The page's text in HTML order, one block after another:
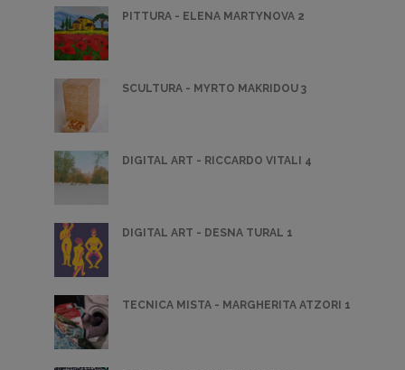
PITTURA - ELENA MARTYNOVA 2
SCULTURA - MYRTO MAKRIDOU 3
DIGITAL ART - RICCARDO VITALI 4
DIGITAL ART - DESNA TURAL 1
TECNICA MISTA - MARGHERITA ATZORI 1